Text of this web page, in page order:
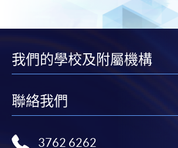
我們的學校及附屬機構
聯絡我們
3762 6262